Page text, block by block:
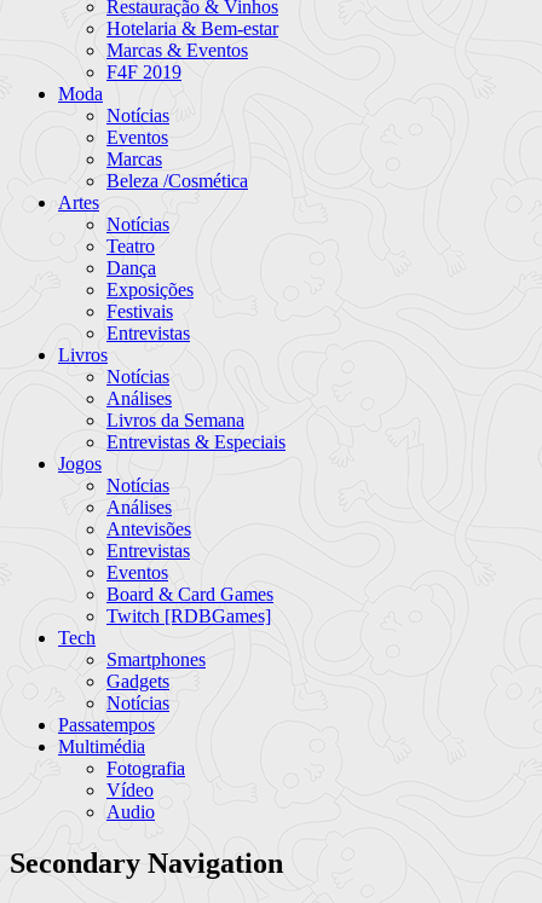
Restauração & Vinhos
Hotelaria & Bem-estar
Marcas & Eventos
F4F 2019
Moda
Notícias
Eventos
Marcas
Beleza /Cosmética
Artes
Notícias
Teatro
Dança
Exposições
Festivais
Entrevistas
Livros
Notícias
Análises
Livros da Semana
Entrevistas & Especiais
Jogos
Notícias
Análises
Antevisões
Entrevistas
Eventos
Board & Card Games
Twitch [RDBGames]
Tech
Smartphones
Gadgets
Notícias
Passatempos
Multimédia
Fotografia
Vídeo
Audio
Secondary Navigation